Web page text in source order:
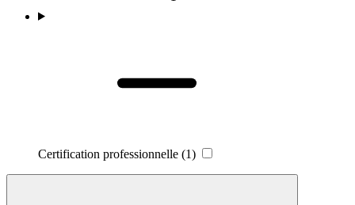
Certification professionnelle (1)